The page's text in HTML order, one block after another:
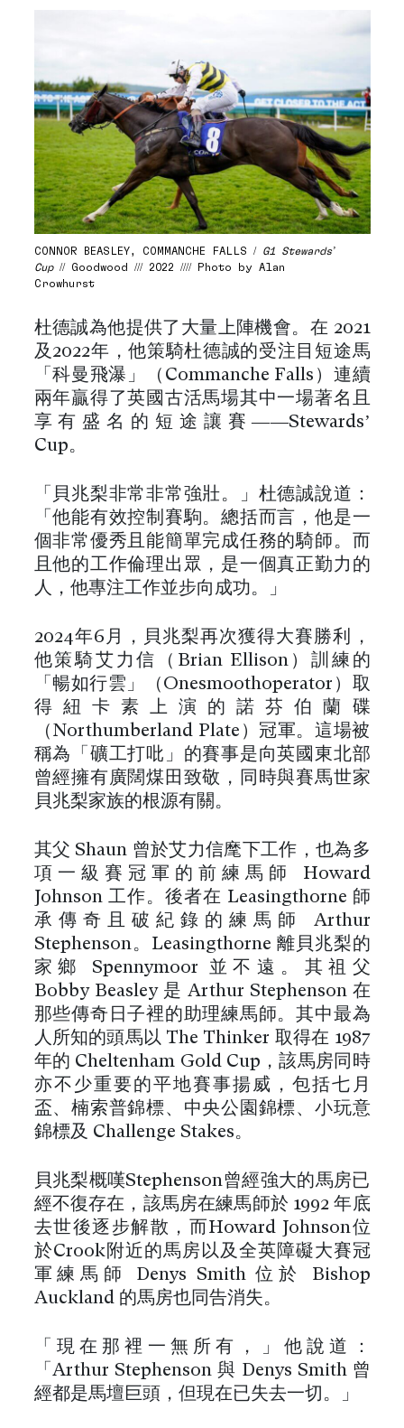
CONNOR BEASLEY, COMMANCHE FALLS / G1 Stewards’
Cup// Goodwood /// 2022 //// Photo by Alan
Crowhurst
杜德誠為他提供了大量上陣機會。在 2021
及2022年，他策騎杜德誠的受注目短途馬
「科曼飛瀑」（Commanche Falls）連續
兩年贏得了英國古活馬場其中一場著名且
享有盛名的短途讓賽——Stewards’
Cup。
「貝兆梨非常非常強壯。」杜德誠說道：
「他能有效控制賽駒。總括而言，他是一
個非常優秀且能簡單完成任務的騎師。而
且他的工作倫理出眾，是一個真正勤力的
人，他專注工作並步向成功。」
2024年6月，貝兆梨再次獲得大賽勝利，
他策騎艾力信（Brian Ellison）訓練的
「暢如行雲」（Onesmoothoperator）取
得紐卡素上演的諾芬伯蘭碟
（Northumberland Plate）冠軍。這場被
稱為「礦工打吡」的賽事是向英國東北部
曾經擁有廣闊煤田致敬，同時與賽馬世家
貝兆梨家族的根源有關。
其父 Shaun 曾於艾力信麾下工作，也為多
項一級賽冠軍的前練馬師 Howard
Johnson 工作。後者在 Leasingthorne 師
承傳奇且破紀錄的練馬師 Arthur
Stephenson。Leasingthorne 離貝兆梨的
家鄉 Spennymoor 並不遠。其祖父
Bobby Beasley 是 Arthur Stephenson 在
那些傳奇日子裡的助理練馬師。其中最為
人所知的頭馬以 The Thinker 取得在 1987
年的 Cheltenham Gold Cup，該馬房同時
亦不少重要的平地賽事揚威，包括七月
盃、楠索普錦標、中央公園錦標、小玩意
錦標及 Challenge Stakes。
貝兆梨概嘆Stephenson曾經強大的馬房已
經不復存在，該馬房在練馬師於 1992 年底
去世後逐步解散，而Howard Johnson位
於Crook附近的馬房以及全英障礙大賽冠
軍練馬師 Denys Smith 位於 Bishop
Auckland 的馬房也同告消失。
「現在那裡一無所有，」他說道：
「Arthur Stephenson 與 Denys Smith 曾
經都是馬壇巨頭，但現在已失去一切。」